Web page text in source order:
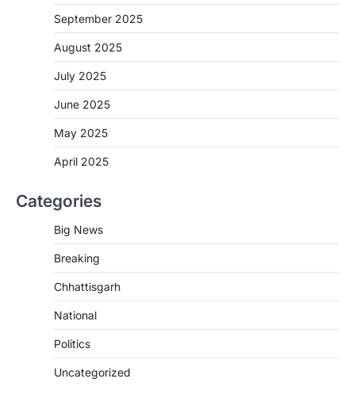
September 2025
August 2025
July 2025
June 2025
May 2025
April 2025
Categories
Big News
Breaking
Chhattisgarh
National
Politics
Uncategorized
CHHATTISGARH
जशपुर जिले की 5 माह की मासूम…
CG: छिपली की दीदियों का कमाल, बकरी